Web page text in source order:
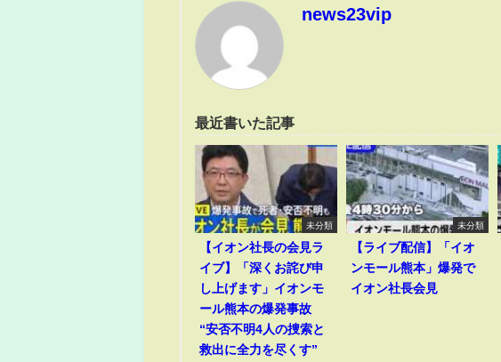
news23vip
最近書いた記事
未分類
【イオン社長の会見ラ
イブ】「深くお詫び申
し上げます」イオンモ
ール熊本の爆発事故
“安否不明4人の捜索と
救出に全力を尽くす”
未分類
【ライブ配信】「イオ
ンモール熊本」爆発で
イオン社長会見